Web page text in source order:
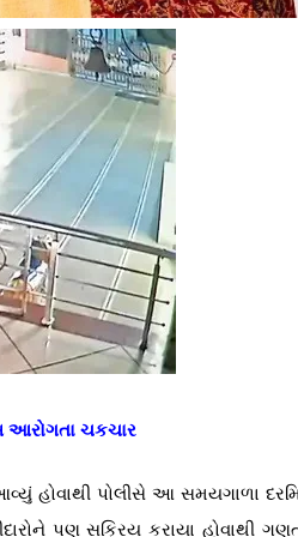
આરોગતા ચકચાર
હોવાથી પોલીસે આ સમયગાળા
પણ સક્રિય કરાયા હોવાથી